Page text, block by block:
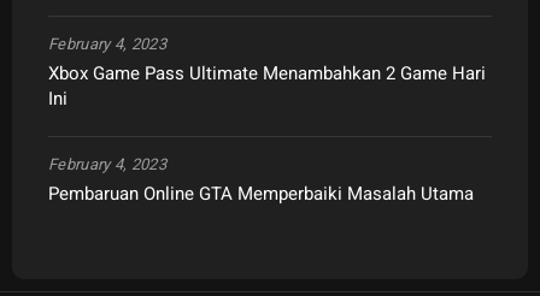
Xbox Game Pass Ultimate Menambahkan 2 Game Hari
Ini
February 4, 2023
Pembaruan Online GTA Memperbaiki Masalah Utama
February 4, 2023